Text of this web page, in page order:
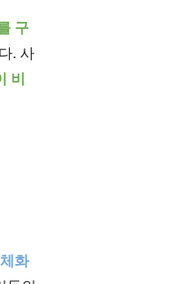
구
. 사
비
화